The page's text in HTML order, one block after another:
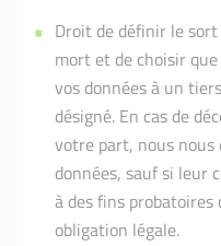
Droit de définir le
mort et de choisir
vos données à un
désigné. En cas de
votre part, nous nous
données, sauf si leur
à des fins
obligation légale.